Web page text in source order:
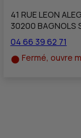
41 RUE LEON
30200 BAGNOLS
04 66 39 62 71
Fermé, ouvre